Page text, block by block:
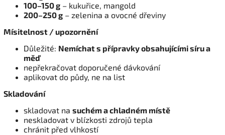
100–150 g – kukuřice, mangold
200–250 g – zelenina a ovocné dřeviny
Mísitelnost / upozornění
Důležité: Nemíchat s přípravky obsahujícími síru a
měď
nepřekračovat doporučené dávkování
aplikovat do půdy, ne na list
Skladování
skladovat na suchém a chladném místě
neskladovat v blízkosti zdrojů tepla
chránit před vlhkostí